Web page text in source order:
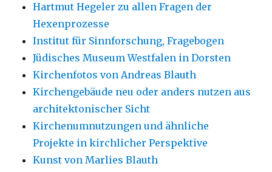
Hartmut Hegeler zu allen Fragen der
Hexenprozesse
Institut für Sinnforschung, Fragebogen
Jüdisches Museum Westfalen in Dorsten
Kirchenfotos von Andreas Blauth
Kirchengebäude neu oder anders nutzen aus
architektonischer Sicht
Kirchenumnutzungen und ähnliche
Projekte in kirchlicher Perspektive
Kunst von Marlies Blauth